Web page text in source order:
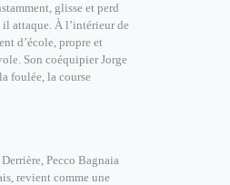
glisse et perd
il attaque. À l’intérieur de
d’école, propre et
Son coéquipier Jorge
foulée, la course
Derrière, Pecco Bagnaia
revient comme une